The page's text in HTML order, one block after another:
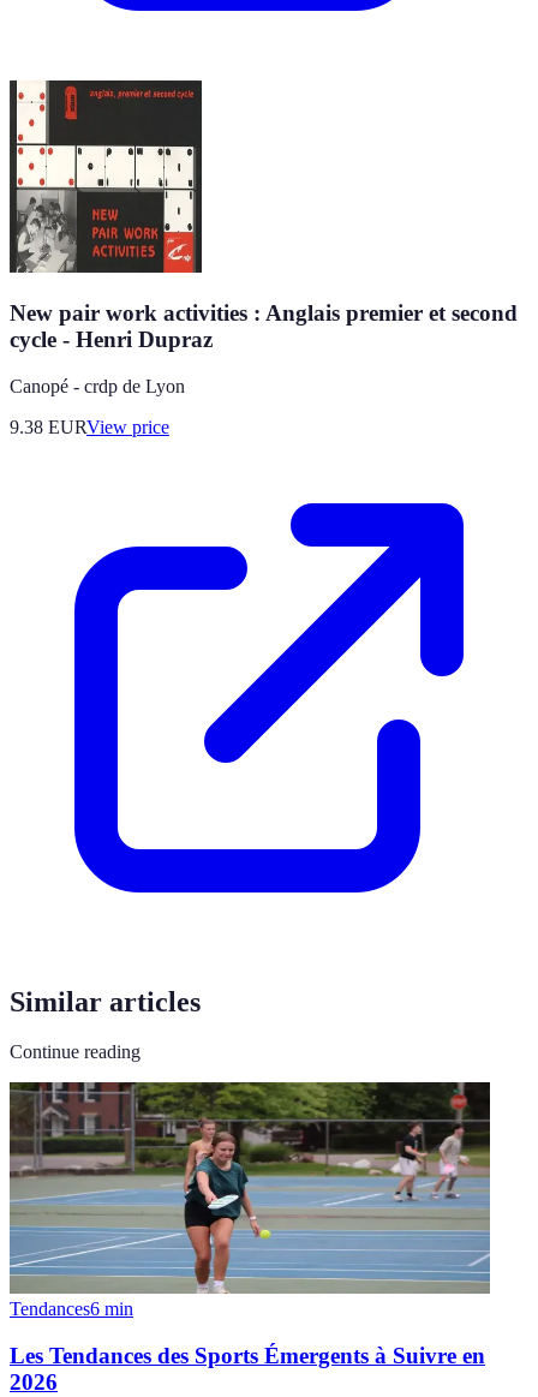
New pair work activities : Anglais premier et second
cycle - Henri Dupraz
Canopé - crdp de Lyon
9.38 EURView price
Similar articles
Continue reading
Tendances6 min
Les Tendances des Sports Émergents à Suivre en
2026